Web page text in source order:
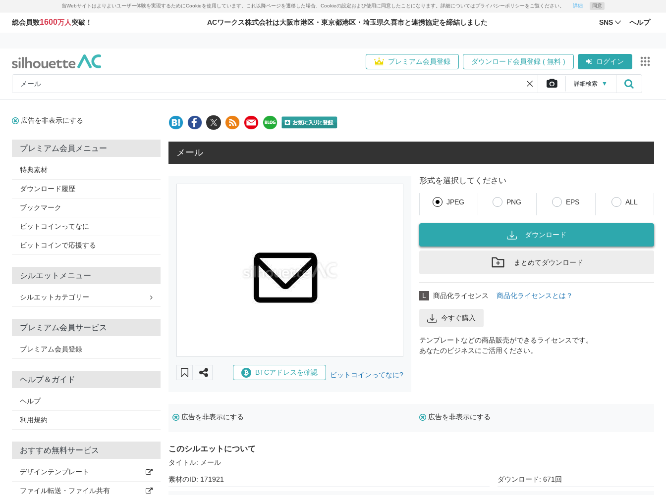
当Webサイトはよりよいユーザー体験を実現するためにCookieを使用しています。これ以降ページを遷移した場合、Cookieの設定および使用に同意したことになります。詳細についてはプライバシーポリシーをご覧ください。 詳細 同意
総会員数1600万人突破！ ACワークス株式会社は大阪市港区・東京都港区・埼玉県久喜市と連携協定を締結しました SNS ヘルプ
プレミアム会員登録 ダウンロード会員登録 ( 無料 ) ログイン
詳細検索 ▼
広告を非表示にする
プレミアム会員メニュー
特典素材
ダウンロード履歴
ブックマーク
ビットコインってなに
ビットコインで応援する
シルエットメニュー
シルエットカテゴリー
プレミアム会員サービス
プレミアム会員登録
ヘルプ＆ガイド
ヘルプ
利用規約
おすすめ無料サービス
デザインテンプレート
ファイル転送・ファイル共有
メール
BTCアドレスを確認 ビットコインってなに?
形式を選択してください
JPEG PNG EPS ALL
ダウンロード
まとめてダウンロード
L 商品化ライセンス 商品化ライセンスとは？
今すぐ購入
テンプレートなどの商品販売ができるライセンスです。
あなたのビジネスにご活用ください。
広告を非表示にする 広告を非表示にする
このシルエットについて
タイトル: メール
素材のID: 171921 ダウンロード: 671回